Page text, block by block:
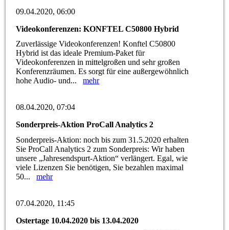
09.04.2020, 06:00
Videokonferenzen: KONFTEL C50800 Hybrid
Zuverlässige Videokonferenzen! Konftel C50800
Hybrid ist das ideale Premium-Paket für
Videokonferenzen in mittelgroßen und sehr großen
Konferenzräumen. Es sorgt für eine außergewöhnlich
hohe Audio- und...mehr
08.04.2020, 07:04
Sonderpreis-Aktion ProCall Analytics 2
Sonderpreis-Aktion: noch bis zum 31.5.2020 erhalten
Sie ProCall Analytics 2 zum Sonderpreis: Wir haben
unsere „Jahresendspurt-Aktion“ verlängert. Egal, wie
viele Lizenzen Sie benötigen, Sie bezahlen maximal
50...mehr
07.04.2020, 11:45
Ostertage 10.04.2020 bis 13.04.2020